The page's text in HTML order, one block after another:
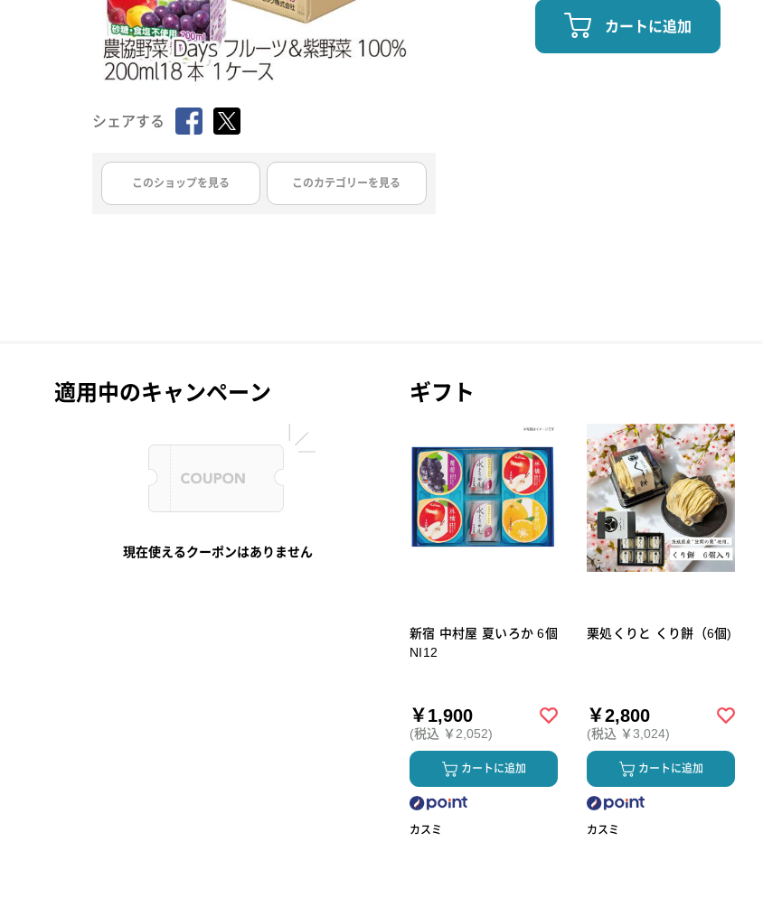
シェアする
このショップを見る このカテゴリーを見る
カートに追加
適用中のキャンペーン
現在使えるクーポンはありません
ギフト
新宿 中村屋 夏いろか 6個
NI12
￥1,900
(税込 ￥2,052)
カートに追加
カスミ
栗処くりと くり餅（6個)
￥2,800
(税込 ￥3,024)
カートに追加
カスミ